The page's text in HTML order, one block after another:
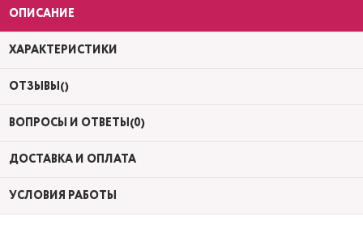
ОПИСАНИЕ
ХАРАКТЕРИСТИКИ
ОТЗЫВЫ()
ВОПРОСЫ И ОТВЕТЫ(0)
ДОСТАВКА И ОПЛАТА
УСЛОВИЯ РАБОТЫ